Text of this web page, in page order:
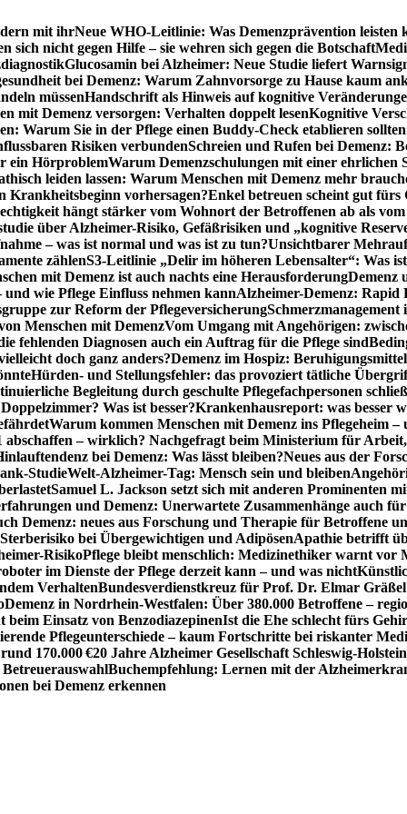
mit ihrNeue WHO-Leitlinie: Was Demenzprävention leisten
sich nicht gegen Hilfe – sie wehren sich gegen die Botschaft
Glucosamin bei Alzheimer: Neue Studie liefert
bei Demenz: Warum Zahnvorsorge zu Hause kaum
müssenHandschrift als Hinweis auf kognitive
mit Demenz versorgen: Verhalten doppelt lesenKognitive
Warum Sie in der Pflege einen Buddy-Check etablieren sollten
Risiken verbundenSchreien und Rufen bei Demenz:
ein HörproblemWarum Demenzschulungen mit einer ehrlichen
leiden lassen: Warum Menschen mit Demenz mehr
Krankheitsbeginn vorhersagen?Enkel betreuen scheint gut fürs
hängt stärker vom Wohnort der Betroffenen ab als vom
über Alzheimer-Risiko, Gefäßrisiken und „kognitive
– was ist normal und was ist zu tun?Unsichtbarer
zählenS3-Leitlinie „Delir im höheren Lebensalter“: Was
mit Demenz ist auch nachts eine HerausforderungDemenz
wie Pflege Einfluss nehmen kannAlzheimer-Demenz:
zur Reform der Pflegeversicherung
Menschen mit DemenzVom Umgang mit Angehörigen:
fehlenden Diagnosen auch ein Auftrag für die Pflege sind
doch ganz anders?Demenz im Hospiz:
Hürden- und Stellungsfehler: das provoziert tätliche
Begleitung durch geschulte Pflegefachpersonen
Was ist besser?Krankenhausreport: was besser
Warum kommen Menschen mit Demenz ins Pflegeheim
abschaffen – wirklich? Nachgefragt beim Ministerium für
bei Demenz: Was lässt bleiben?Neues aus der
StudieWelt-Alzheimer-Tag: Mensch sein und bleiben
Samuel L. Jackson setzt sich mit anderen Prominenten
und Demenz: Unerwartete Zusammenhänge auch
Demenz: neues aus Forschung und Therapie für Betroffene
bei Übergewichtigen und AdipösenApathie betrifft
RisikoPflege bleibt menschlich: Medizinethiker warnt vor
im Dienste der Pflege derzeit kann – und was nicht
VerhaltenBundesverdienstkreuz für Prof. Dr. Elmar
Demenz in Nordrhein-Westfalen: Über 380.000 Betroffene –
Einsatz von BenzodiazepinenIst die Ehe schlecht fürs
Pflegeunterschiede – kaum Fortschritte bei riskanter
170.000 €20 Jahre Alzheimer Gesellschaft Schleswig-
Buchempfehlung: Lernen mit der
bei Demenz erkennen